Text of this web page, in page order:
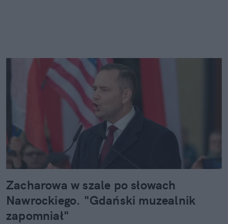
Zacharowa w szale po słowach
Nawrockiego. "Gdański muzealnik
zapomniał"